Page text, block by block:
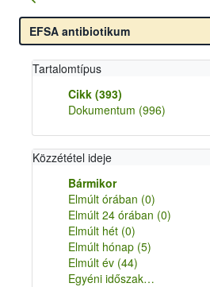
Tartalomtípus
Cikk (393)
Dokumentum (996)
Közzététel ideje
Bármikor
Elmúlt órában (0)
Elmúlt 24 órában (0)
Elmúlt hét (0)
Elmúlt hónap (5)
Elmúlt év (44)
Egyéni időszak…